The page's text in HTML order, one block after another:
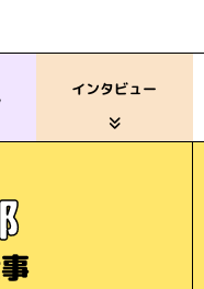
インタビュー